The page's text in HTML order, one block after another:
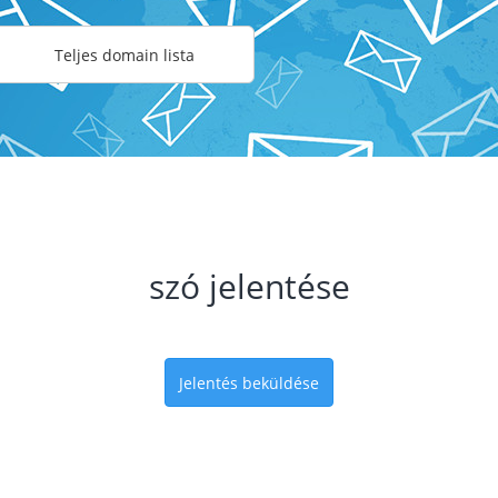
Teljes domain lista
szó jelentése
Jelentés beküldése